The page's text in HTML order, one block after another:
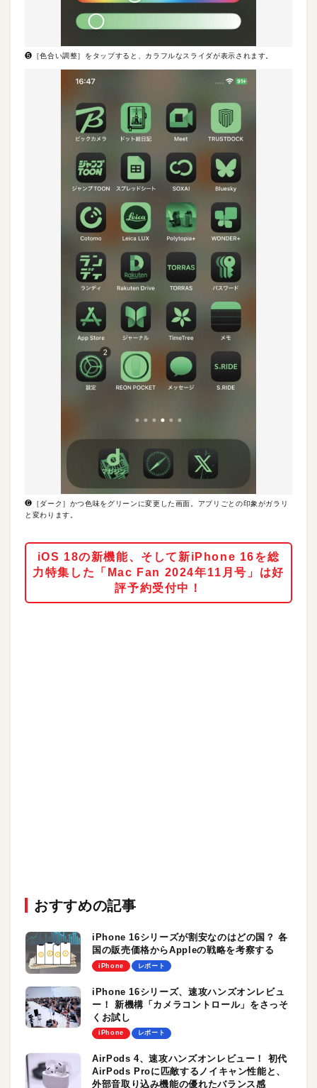
❺［色合い調整］をタップすると、カラフルなスライダが表示されます。
❻［ダーク］かつ色味をグリーンに変更した画面。アプリごとの印象がガラリ
と変わります。
iOS 18の新機能、そして新iPhone 16を総
力特集した「Mac Fan 2024年11月号」は好
評予約受付中！
おすすめの記事
iPhone 16シリーズが割安なのはどの国？ 各
国の販売価格からAppleの戦略を考察する
iPhone レポート
iPhone 16シリーズ、速攻ハンズオンレビュ
ー！ 新機構「カメラコントロール」をさっそ
くお試し
iPhone レポート
AirPods 4、速攻ハンズオンレビュー！ 初代
AirPods Proに匹敵するノイキャン性能と、
外部音取り込み機能の優れたバランス感